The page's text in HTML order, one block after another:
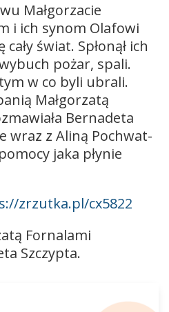
Małgorzacie
i ich synom Olafowi
świat. Spłonął ich
pożar, spali.
w co byli ubrali.
Małgorzatą
Bernadeta
wraz z Aliną Pochwat-
jaka płynie
zrzutka.pl/cx5822
Fornalami
Szczypta.